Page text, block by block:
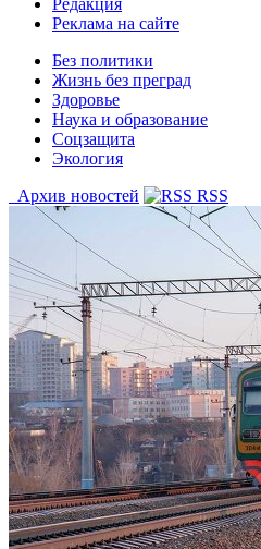
Редакция
Реклама на сайте
Без политики
Жизнь без преград
Здоровье
Наука и образование
Соцзащита
Экология
Архив новостей
RSS